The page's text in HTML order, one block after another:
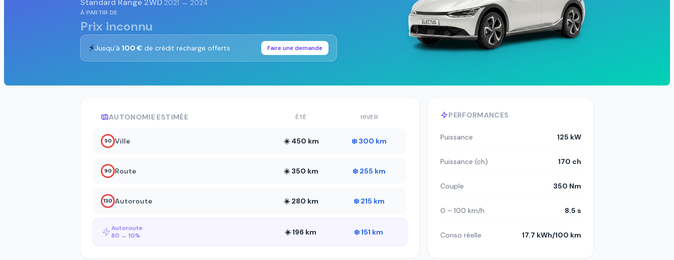
Standard Range 2WD·2021 → 2024
À PARTIR DE
Prix inconnu
⚡Jusqu'à 100 € de crédit recharge offerts Faire une demande
AUTONOMIE ESTIMÉE ÉTÉ HIVER
50 Ville ☀️ 450 km ❄️ 300 km
90 Route ☀️ 350 km ❄️ 255 km
130 Autoroute ☀️ 280 km ❄️ 215 km
Autoroute
80 → 10%
☀️ 196 km ❄️ 151 km
PERFORMANCES
Puissance 125 kW
Puissance (ch) 170 ch
Couple 350 Nm
0 – 100 km/h 8.5 s
Conso réelle 17.7 kWh/100 km